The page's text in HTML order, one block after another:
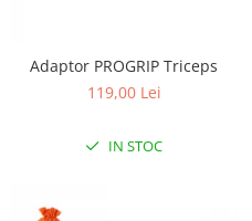
Biciclete copii cu roti 10 inch (2-4
ani)
Adaptor PROGRIP Triceps
119,00 Lei
IN STOC